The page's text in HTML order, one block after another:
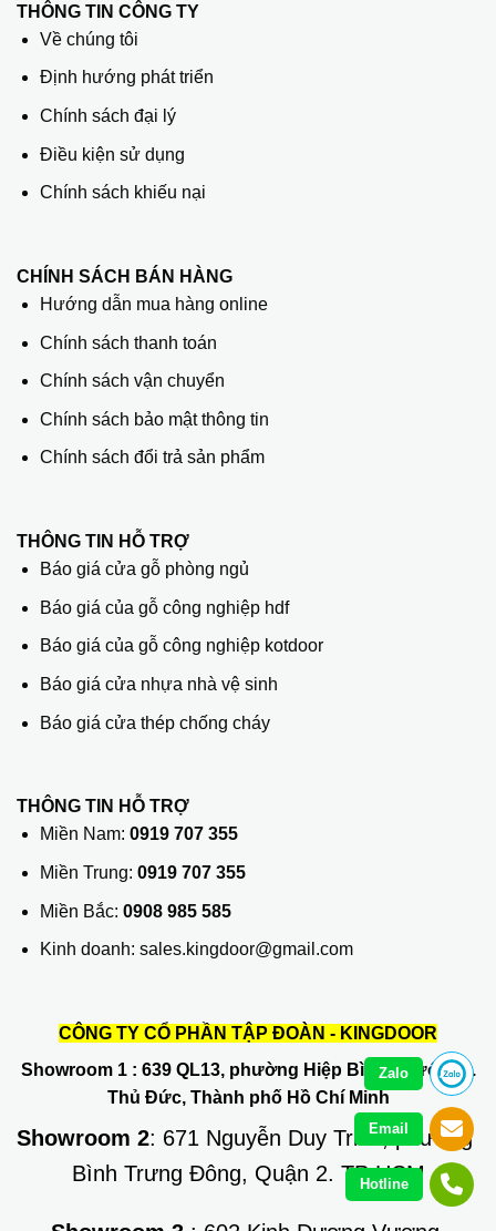
THÔNG TIN CÔNG TY
Về chúng tôi
Định hướng phát triển
Chính sách đại lý
Điều kiện sử dụng
Chính sách khiếu nại
CHÍNH SÁCH BÁN HÀNG
Hướng dẫn mua hàng online
Chính sách thanh toán
Chính sách vận chuyển
Chính sách bảo mật thông tin
Chính sách đổi trả sản phẩm
THÔNG TIN HỖ TRỢ
Báo giá cửa gỗ phòng ngủ
Báo giá của gỗ công nghiệp hdf
Báo giá của gỗ công nghiệp kotdoor
Báo giá cửa nhựa nhà vệ sinh
Báo giá cửa thép chống cháy
THÔNG TIN HỖ TRỢ
Miền Nam: 0919 707 355
Miền Trung: 0919 707 355
Miền Bắc: 0908 985 585
Kinh doanh: sales.kingdoor@gmail.com
CÔNG TY CỔ PHẦN TẬP ĐOÀN - KINGDOOR
Showroom 1: 639 QL13, phường Hiệp Bình Phước, Q.
Thủ Đức, Thành phố Hồ Chí Minh
Showroom 2: 671 Nguyễn Duy Trinh, phường
Bình Trưng Đông, Quận 2. TP HCM
Zalo
Email
Hotline